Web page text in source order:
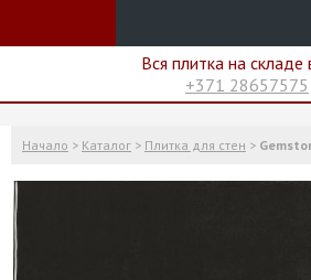
Вся плитка на складе
+371 28657575
Начало > Каталог > Плитка для стен >